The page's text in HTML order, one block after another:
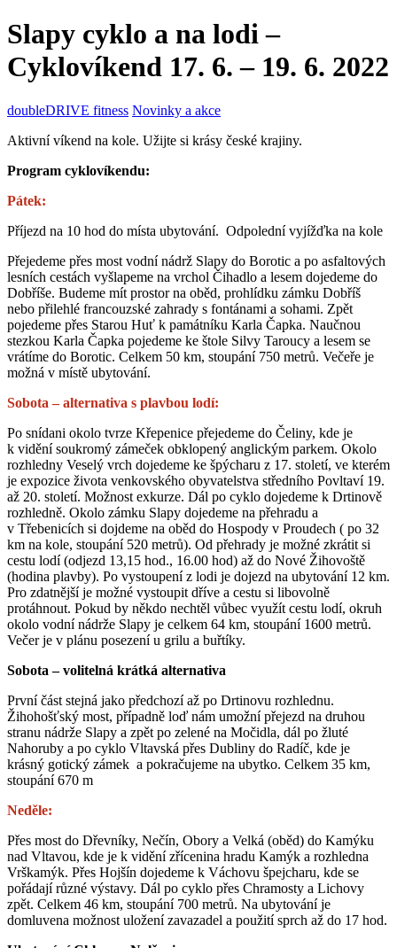
Slapy cyklo a na lodi –
Cyklovíkend 17. 6. – 19. 6. 2022
doubleDRIVE fitness Novinky a akce
Aktivní víkend na kole. Užijte si krásy české krajiny.
Program cyklovíkendu:
Pátek:
Příjezd na 10 hod do místa ubytování. Odpolední vyjížďka na kole
Přejedeme přes most vodní nádrž Slapy do Borotic a po asfaltových
lesních cestách vyšlapeme na vrchol Čihadlo a lesem dojedeme do
Dobříše. Budeme mít prostor na oběd, prohlídku zámku Dobříš
nebo přilehlé francouzské zahrady s fontánami a sohami. Zpět
pojedeme přes Starou Huť k památníku Karla Čapka. Naučnou
stezkou Karla Čapka pojedeme ke štole Silvy Taroucy a lesem se
vrátíme do Borotic. Celkem 50 km, stoupání 750 metrů. Večeře je
možná v místě ubytování.
Sobota – alternativa s plavbou lodí:
Po snídani okolo tvrze Křepenice přejedeme do Čeliny, kde je
k vidění soukromý zámeček obklopený anglickým parkem. Okolo
rozhledny Veselý vrch dojedeme ke špýcharu z 17. století, ve kterém
je expozice života venkovského obyvatelstva středního Povltaví 19.
až 20. století. Možnost exkurze. Dál po cyklo dojedeme k Drtinově
rozhledně. Okolo zámku Slapy dojedeme na přehradu a
v Třebenicích si dojdeme na oběd do Hospody v Proudech ( po 32
km na kole, stoupání 520 metrů). Od přehrady je možné zkrátit si
cestu lodí (odjezd 13,15 hod., 16.00 hod) až do Nové Žihovoště
(hodina plavby). Po vystoupení z lodi je dojezd na ubytování 12 km.
Pro zdatnější je možné vystoupit dříve a cestu si libovolně
protáhnout. Pokud by někdo nechtěl vůbec využít cestu lodí, okruh
okolo vodní nádrže Slapy je celkem 64 km, stoupání 1600 metrů.
Večer je v plánu posezení u grilu a buřtíky.
Sobota – volitelná krátká alternativa
První část stejná jako předchozí až po Drtinovu rozhlednu.
Žihohošťský most, případně loď nám umožní přejezd na druhou
stranu nádrže Slapy a zpět po zelené na Močidla, dál po žluté
Nahoruby a po cyklo Vltavská přes Dubliny do Radíč, kde je
krásný gotický zámek a pokračujeme na ubytko. Celkem 35 km,
stoupání 670 m
Neděle:
Přes most do Dřevníky, Nečín, Obory a Velká (oběd) do Kamýku
nad Vltavou, kde je k vidění zřícenina hradu Kamýk a rozhledna
Vrškamýk. Přes Hojšín dojedeme k Váchovu špejcharu, kde se
pořádají různé výstavy. Dál po cyklo přes Chramosty a Lichovy
zpět. Celkem 46 km, stoupání 700 metrů. Na ubytování je
domluvena možnost uložení zavazadel a použití sprch až do 17 hod.